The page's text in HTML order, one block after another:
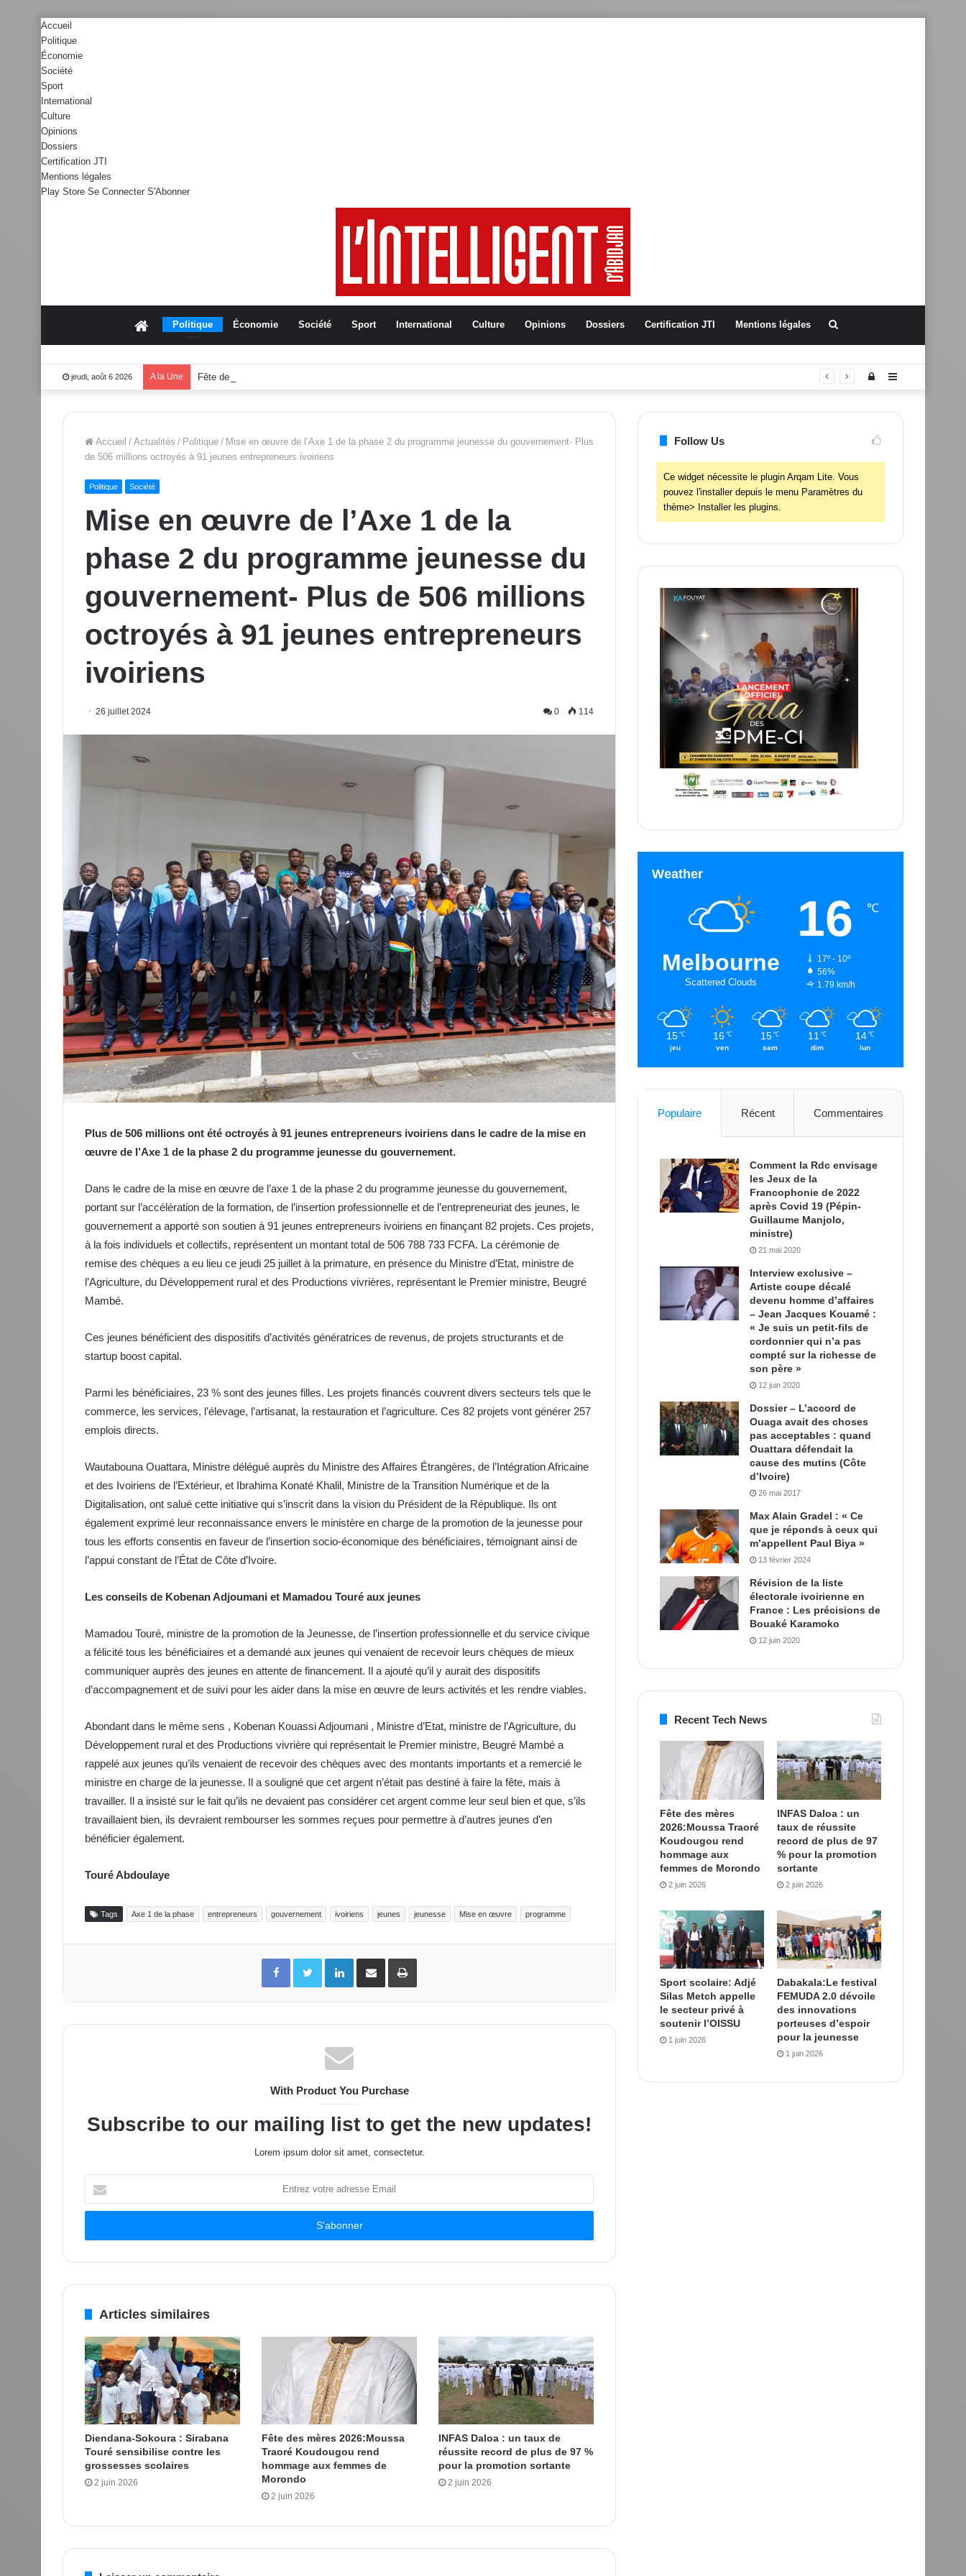
Accueil
Politique
Économie
Société
Sport
International
Culture
Opinions
Dossiers
Certification JTI
Mentions légales
Play Store Se Connecter S'Abonner
AccueilPolitique Économie Société Sport International Culture Opinions Dossiers Certification JTI Mentions légales
jeudi, août 6 2026 A la Une Fête des mères 2026:Moussa Traoré Koudougou rend hommage aux femmes de Morondo Sidebar
Connexion
Accueil / Actualités / Politique / Mise en œuvre de l’Axe 1 de la phase 2 du programme jeunesse du gouvernement- Plus
de 506 millions octroyés à 91 jeunes entrepreneurs ivoiriens
Politique Société
Mise en œuvre de l’Axe 1 de la
phase 2 du programme jeunesse du
gouvernement- Plus de 506 millions
octroyés à 91 jeunes entrepreneurs
ivoiriens
26 juillet 2024 0 114
Plus de 506 millions ont été octroyés à 91 jeunes entrepreneurs ivoiriens dans le cadre de la mise en
œuvre de l’Axe 1 de la phase 2 du programme jeunesse du gouvernement.
Dans le cadre de la mise en œuvre de l’axe 1 de la phase 2 du programme jeunesse du gouvernement,
portant sur l’accélération de la formation, de l’insertion professionnelle et de l’entrepreneuriat des jeunes, le
gouvernement a apporté son soutien à 91 jeunes entrepreneurs ivoiriens en finançant 82 projets. Ces projets,
à la fois individuels et collectifs, représentent un montant total de 506 788 733 FCFA. La cérémonie de
remise des chèques a eu lieu ce jeudi 25 juillet à la primature, en présence du Ministre d’Etat, ministre de
l’Agriculture, du Développement rural et des Productions vivrières, représentant le Premier ministre, Beugré
Mambé.
Ces jeunes bénéficient des dispositifs d’activités génératrices de revenus, de projets structurants et de
startup boost capital.
Parmi les bénéficiaires, 23 % sont des jeunes filles. Les projets financés couvrent divers secteurs tels que le
commerce, les services, l’élevage, l’artisanat, la restauration et l’agriculture. Ces 82 projets vont générer 257
emplois directs.
Wautabouna Ouattara, Ministre délégué auprès du Ministre des Affaires Étrangères, de l’Intégration Africaine
et des Ivoiriens de l’Extérieur, et Ibrahima Konaté Khalil, Ministre de la Transition Numérique et de la
Digitalisation, ont salué cette initiative qui s’inscrit dans la vision du Président de la République. Ils ont
également exprimé leur reconnaissance envers le ministère en charge de la promotion de la jeunesse pour
tous les efforts consentis en faveur de l’insertion socio-économique des bénéficiaires, témoignant ainsi de
l’appui constant de l’État de Côte d’Ivoire.
Les conseils de Kobenan Adjoumani et Mamadou Touré aux jeunes
Mamadou Touré, ministre de la promotion de la Jeunesse, de l’insertion professionnelle et du service civique
a félicité tous les bénéficiaires et a demandé aux jeunes qui venaient de recevoir leurs chèques de mieux
communiquer auprès des jeunes en attente de financement. Il a ajouté qu’il y aurait des dispositifs
d’accompagnement et de suivi pour les aider dans la mise en œuvre de leurs activités et les rendre viables.
Abondant dans le même sens , Kobenan Kouassi Adjoumani , Ministre d’Etat, ministre de l’Agriculture, du
Développement rural et des Productions vivrière qui représentait le Premier ministre, Beugré Mambé a
rappelé aux jeunes qu’ils venaient de recevoir des chèques avec des montants importants et a remercié le
ministre en charge de la jeunesse. Il a souligné que cet argent n’était pas destiné à faire la fête, mais à
travailler. Il a insisté sur le fait qu’ils ne devaient pas considérer cet argent comme leur seul bien et que, s’ils
travaillaient bien, ils devraient rembourser les sommes reçues pour permettre à d’autres jeunes d’en
bénéficier également.
Touré Abdoulaye
Tags Axe 1 de la phase entrepreneurs gouvernement ivoiriens jeunes jeunesse Mise en œuvre programme
FacebookTwitter LinkedinPartager par email Imprimer
With Product You Purchase
Subscribe to our mailing list to get the new updates!
Lorem ipsum dolor sit amet, consectetur.
votre
adresse
Articles similaires
Diendana-Sokoura : Sirabana
Touré sensibilise contre les
grossesses scolaires
2 juin 2026
Fête des mères 2026:Moussa
Traoré Koudougou rend
hommage aux femmes de
Morondo
2 juin 2026
INFAS Daloa : un taux de
réussite record de plus de 97 %
pour la promotion sortante
2 juin 2026
Follow Us
Ce widget nécessite le plugin Arqam Lite. Vous
pouvez l'installer depuis le menu Paramètres du
thème> Installer les plugins.
Weather
Melbourne
Scattered Clouds
16 ℃
17º - 10º
56%
1.79 km/h
15 ℃
jeu
16 ℃
ven
15 ℃
sam
11 ℃
dim
14 ℃
lun
Populaire Récent Commentaires
Comment la Rdc envisage
les Jeux de la
Francophonie de 2022
après Covid 19 (Pépin-
Guillaume Manjolo,
ministre)
21 mai 2020
Interview exclusive –
Artiste coupe décalé
devenu homme d’affaires
– Jean Jacques Kouamé :
« Je suis un petit-fils de
cordonnier qui n’a pas
compté sur la richesse de
son père »
12 juin 2020
Dossier – L’accord de
Ouaga avait des choses
pas acceptables : quand
Ouattara défendait la
cause des mutins (Côte
d’Ivoire)
26 mai 2017
Max Alain Gradel : « Ce
que je réponds à ceux qui
m’appellent Paul Biya »
13 février 2024
Révision de la liste
électorale ivoirienne en
France : Les précisions de
Bouaké Karamoko
12 juin 2020
Recent Tech News
Fête des mères
2026:Moussa Traoré
Koudougou rend
hommage aux
femmes de Morondo
2 juin 2026
INFAS Daloa : un
taux de réussite
record de plus de 97
% pour la promotion
sortante
2 juin 2026
Sport scolaire: Adjé
Silas Metch appelle
le secteur privé à
soutenir l’OISSU
1 juin 2026
Dabakala:Le festival
FEMUDA 2.0 dévoile
des innovations
porteuses d’espoir
pour la jeunesse
1 juin 2026